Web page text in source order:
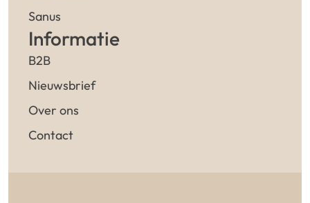
Sanus
Informatie
B2B
Nieuwsbrief
Over ons
Contact